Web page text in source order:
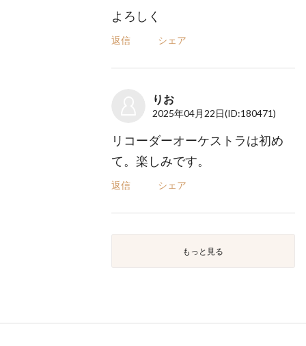
よろしく
返信 シェア
りお
2025年04月22日(ID:180471)
リコーダーオーケストラは初め
て。楽しみです。
返信 シェア
もっと見る